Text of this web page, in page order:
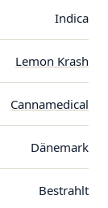
Indica
Lemon Krash
Cannamedical
Dänemark
Bestrahlt